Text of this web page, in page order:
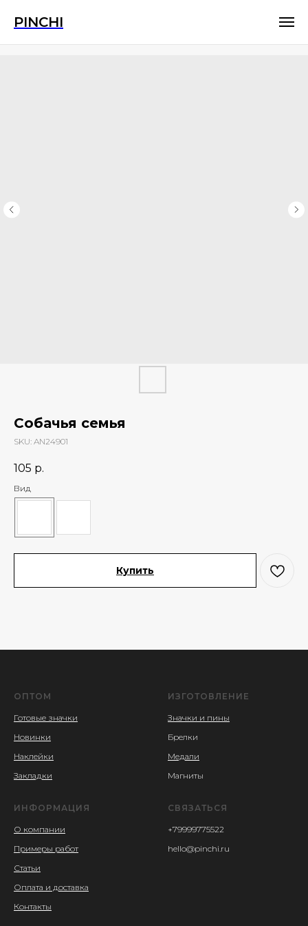
PINCHI
Собачья семья
SKU: AN24901
105 р.
Вид
Купить
ОПТОМ
Готовые значки
Новинки
Наклейки
Закладки
ИЗГОТОВЛЕНИЕ
Значки и пины
Брелки
Медали
Магниты
ИНФОРМАЦИЯ
О компании
Примеры работ
Статьи
Оплата и доставка
Контакты
СВЯЗАТЬСЯ
+79999775522
hello@pinchi.ru